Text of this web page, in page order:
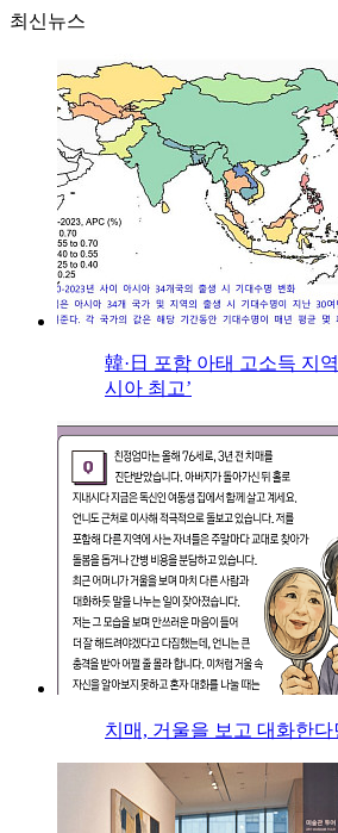
최신뉴스
韓·日 포함 아태 고소득 지
시아 최고’
치매, 거울을 보고 대화한다